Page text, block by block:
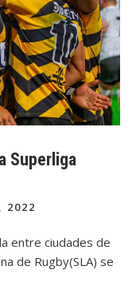
Superliga
2022
entre ciudades de
de Rugby(SLA) se